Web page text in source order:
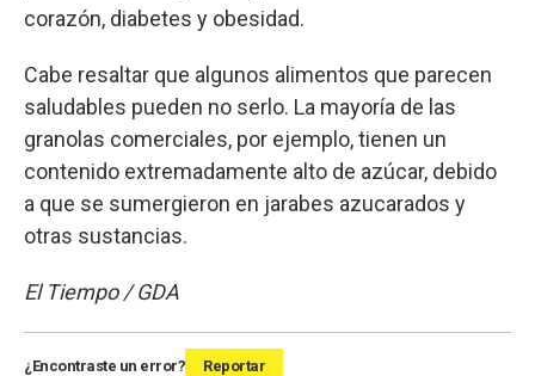
corazón, diabetes y obesidad.
Cabe resaltar que algunos alimentos que parecen
saludables pueden no serlo. La mayoría de las
granolas comerciales, por ejemplo, tienen un
contenido extremadamente alto de azúcar, debido
a que se sumergieron en jarabes azucarados y
otras sustancias.
El Tiempo / GDA
¿Encontraste un error? Reportar